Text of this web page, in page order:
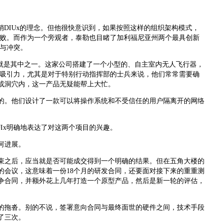
DIUx的理念。但他很快意识到，如果按照这样的组织架构模式，
。而作为一个旁观者，泰勒也目睹了加利福尼亚州两个最具创新
冲突。
是其中之一。这家公司搭建了一个小型的、自主室内无人飞行器，
引力，尤其是对于特别行动指挥部的士兵来说，他们常常需要确
穴内，这一产品无疑能帮上大忙。
。他们设计了一款可以将操作系统和不受信任的用户隔离开的网络
明确地表达了对这两个项目的兴趣。
展。
之后，应当就是否可能成交得到一个明确的结果。但在五角大楼的
会议，这意味着一份18个月的研发合同，还要面对接下来的重重测
合同，并额外花上几年打造一个原型产品，然后是新一轮的评估，
拖沓。别的不说，签署意向合同与最终面世的硬件之间，技术手段
次。